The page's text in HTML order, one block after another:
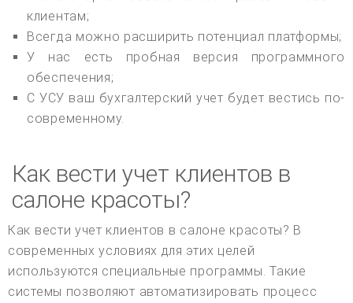
клиентам;
Всегда можно расширить потенциал платформы;
У нас есть пробная версия программного
обеспечения;
С УСУ ваш бухгалтерский учет будет вестись по-
современному.
Как вести учет клиентов в
салоне красоты?
Как вести учет клиентов в салоне красоты? В
современных условиях для этих целей
используются специальные программы. Такие
системы позволяют автоматизировать процесс